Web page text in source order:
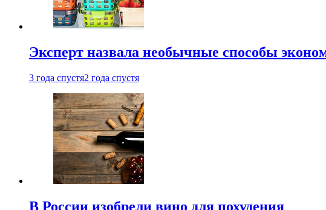
Эксперт назвала необычные способы
3 года спустя2 года спустя
В России изобрели вино для похудения